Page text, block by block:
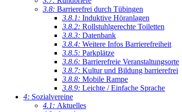
3.8: Barrierefrei durch Tübingen
3.8.1: Induktive Höranlagen
3.8.2: Rollstuhlgerechte Toiletten
3.8.3: Datenbank
3.8.4: Weitere Infos Barrierefreiheit
3.8.5: Parkplätze
3.8.6: Barrierefreie Veranstaltungsorte
3.8.7: Kultur und Bildung barrierefrei
3.8.8: Mobile Rampe
3.8.9: Leichte / Einfache Sprache
4: Sozialvereine
4.1: Aktuelles